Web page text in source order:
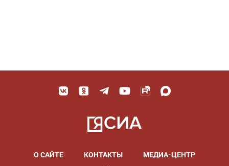
О САЙТЕ КОНТАКТЫ
МЕДИА-ЦЕНТР